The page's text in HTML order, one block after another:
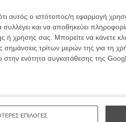
αυτός ο ιστότοπος/η εφαρμογή
συλλέγει και να αποθηκεύει
ή χρήσης σας. Μπορείτε να κάνετε
σημάνσεις τρίτων μερών της για τη
στην ενότητα συγκατάθεσης της
ΕΠΙΛΟΓΕΣ
Μέντες μια... ταινία